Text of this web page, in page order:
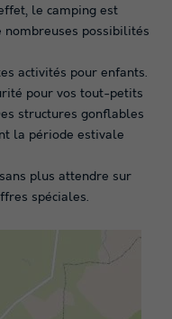
le camping est
possibilités
activités pour enfants.
pour vos tout-petits
structures gonflables
la période estivale
plus attendre sur
spéciales.